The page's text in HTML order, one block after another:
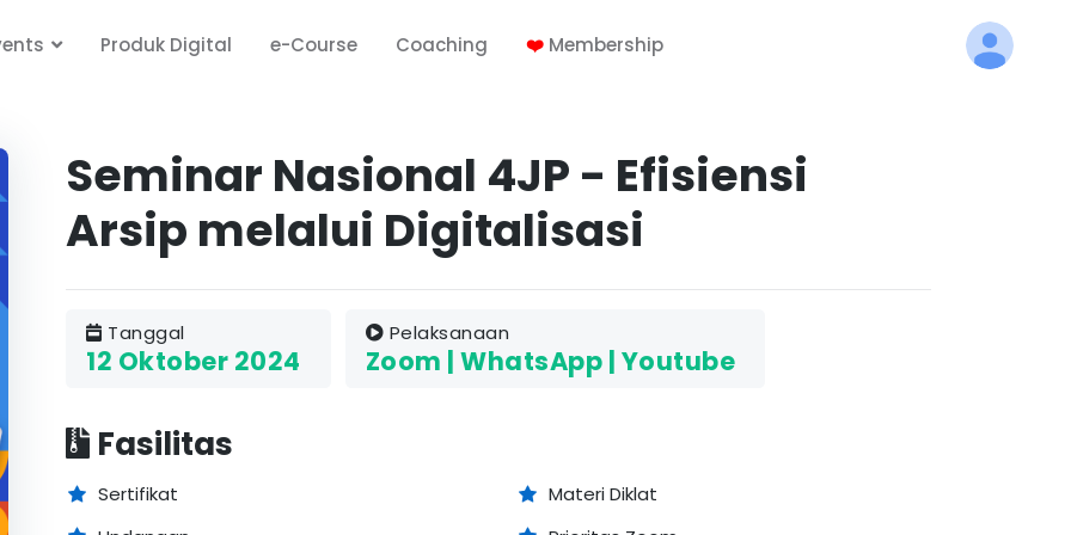
Produk Digital e-Course Coaching ❤️Membership
Seminar Nasional 4JP - Efisiensi
Arsip melalui Digitalisasi
Tanggal
12 Oktober 2024
Pelaksanaan
Zoom | WhatsApp | Youtube
Fasilitas
Sertifikat
Materi Diklat